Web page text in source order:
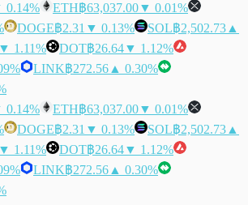
0.14% ETH฿63,037.00▼ 0.01%
DOGE฿2.31 ▼ 0.13% SOL฿2,502.73 ▲
▼ 1.11% DOT฿26.64▼ 1.12%
LINK฿272.56 ▲ 0.30%
0.14% ETH฿63,037.00▼ 0.01%
DOGE฿2.31 ▼ 0.13% SOL฿2,502.73 ▲
▼ 1.11% DOT฿26.64▼ 1.12%
LINK฿272.56 ▲ 0.30%